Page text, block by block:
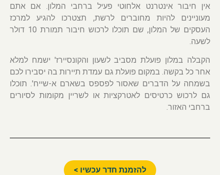
אין חיבור אינטרנט אלחוטי פעיל ברחבי המלון. אם אתם
מעוניינים להיות מחוברים לרשת, תצטרכו להגיע למרכז
העסקים של המלון, שם תוכלו לרכוש חיבור תמורת 10 דולר
לשעה.
הקבלה במלון פועלת מסביב לשעון והקונסיירז' ישמח למלא
אחר כל בקשה. במקום פועלת גם עמדת תיירות בה יסבירו לכם
בשמחה על הדברים שאסור לפספס בשארם א-שייח'. תוכלו
גם לרכוש כרטיסים לאטרקציות או לשריין מקומות לסיורים
ברחבי האזור.
להזמנת חדר עכשיו >